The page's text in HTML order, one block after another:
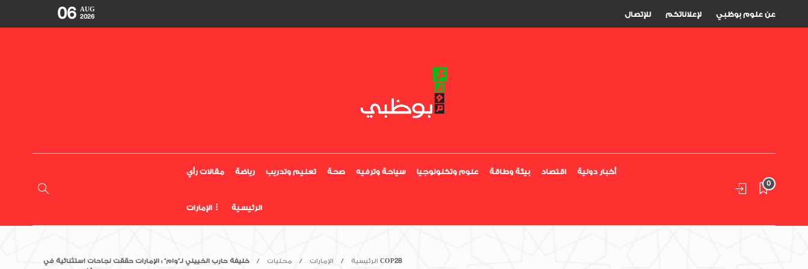
للإتصال لإعلاناتكم عن علوم بوظبي 06 AUG
2026
مقالات رأي رياضة تعليم وتدريب صحة سياحة وترفيه علوم وتكنولوجيا بيئة وطاقة اقتصاد أخبار دولية
الإمارات الرئيسية
0
الرئيسية الإمارات محليات
خليفة حارب الخييلي لـ”وام” : الإمارات حققت نجاحات استثنائية في COP28